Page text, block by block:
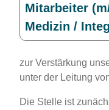
Mitarbeiter
Medizin /
zur Verstärkung
unter der Leitung
Die Stelle ist